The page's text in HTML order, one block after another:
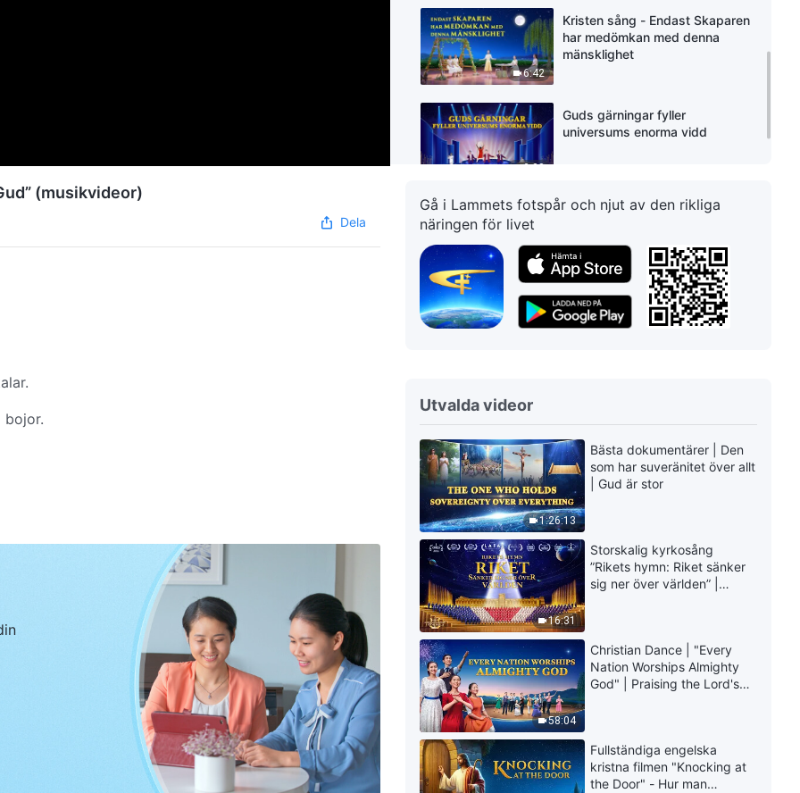
6:42
Kristen sång - Endast Skaparen
har medömkan med denna
mänsklighet
3:38
Guds gärningar fyller
universums enorma vidd
4:10
Kristen lovsång - Guds kärlek
(musikvideor)
Dela
bojor.
ljus,
Gå i Lammets fotspår och njut av den rikliga
näringen för livet
Utvalda videor
1:26:13
Bästa dokumentärer | Den
som har suveränitet över allt
| Gud är stor
16:31
Storskalig kyrkosång
”Rikets hymn: Riket sänker
sig ner över världen” |
58:04
Christian Dance | "Every
Nation Worships Almighty
God" | Praising the Lord's
Fullständiga engelska
kristna filmen "Knocking at
the Door" - Hur man